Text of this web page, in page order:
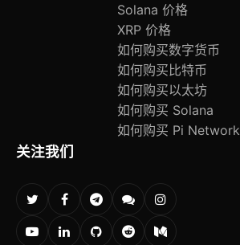
关注我们
Solana 价格
XRP 价格
如何购买数字货币
如何购买比特币
如何购买以太坊
如何购买 Solana
如何购买 Pi Network